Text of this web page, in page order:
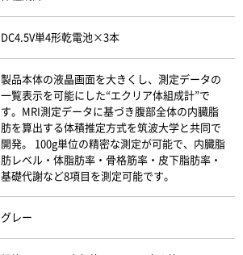
DC4.5V単4形乾電池×3本
製品本体の液晶画面を大きくし、測定データの
一覧表示を可能にした“エクリア体組成計”で
す。MRI測定データに基づき腹部全体の内臓脂
肪を算出する体積推定方式を筑波大学と共同で
開発。 100g単位の精密な測定が可能で、内臓脂
肪レベル・体脂肪率・骨格筋率・皮下脂肪率・
基礎代謝など8項目を測定可能です。
グレー